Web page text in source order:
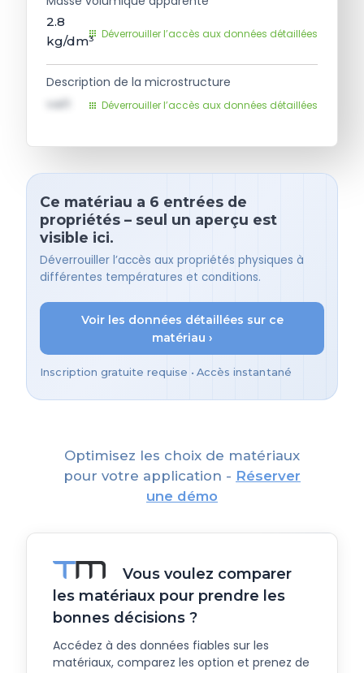
2.8
kg/dm³ Déverrouiller l’accès aux données détaillées
Description de la microstructure
val1 Déverrouiller l’accès aux données détaillées
Ce matériau a 6 entrées de
propriétés – seul un aperçu est
visible ici.
Déverrouiller l’accès aux propriétés physiques à
différentes températures et conditions.
Voir les données détaillées sur ce
matériau ›
Inscription gratuite requise • Accès instantané
Optimisez les choix de matériaux
pour votre application - Réserver
une démo
Vous voulez comparer
les matériaux pour prendre les
bonnes décisions ?
Accédez à des données fiables sur les
matériaux, comparez les option et prenez de